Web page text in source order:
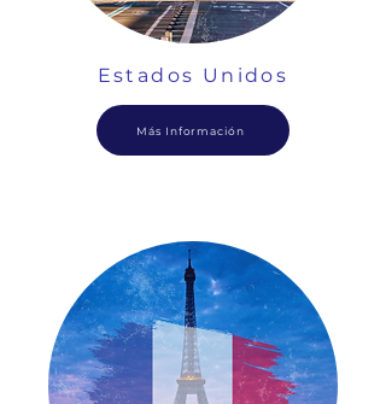
Estados Unidos
Más Información